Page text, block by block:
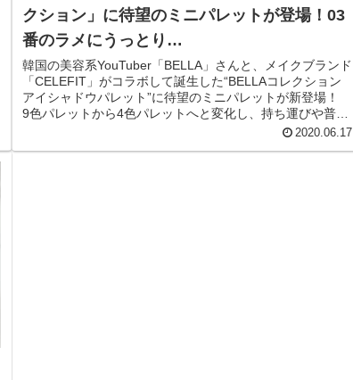
クション」に待望のミニパレットが登場！03
番のラメにうっとり…
韓国の美容系YouTuber「BELLA」さんと、メイクブランド
「CELEFIT」がコラボして誕生した“BELLAコレクション
アイシャドウパレット”に待望のミニパレットが新登場！
9色パレットから4色パレットへと変化し、持ち運びや普段
2020.06.17